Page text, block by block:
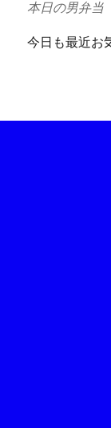
本日の男弁当
今日も最近お